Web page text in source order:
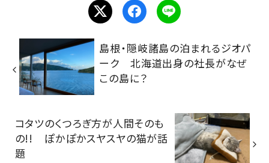
島根・隠岐諸島の泊まれるジオパ
ーク 北海道出身の社長がなぜ
この島に？
コタツのくつろぎ方が人間そのも
の!! ぽかぽかスヤスヤの猫が話
題